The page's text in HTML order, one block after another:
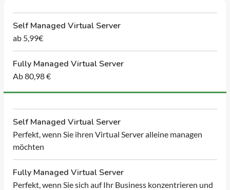
Self Managed Virtual Server
ab 5,99€
Fully Managed Virtual Server
Ab 80,98 €
Self Managed Virtual Server
Perfekt, wenn Sie ihren Virtual Server alleine managen
möchten
Fully Managed Virtual Server
Perfekt, wenn Sie sich auf Ihr Business konzentrieren und